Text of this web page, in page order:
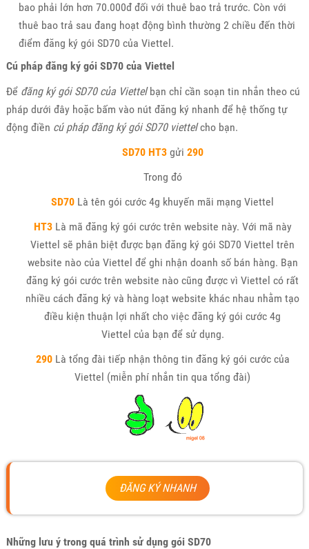
bao phải lớn hơn 70.000đ đối với thuê bao trả trước. Còn với
thuê bao trả sau đang hoạt động bình thường 2 chiều đến thời
điểm đăng ký gói SD70 của Viettel.
Cú pháp đăng ký gói SD70 của Viettel
Để đăng ký gói SD70 của Viettelbạn chỉ cần soạn tin nhắn theo cú
pháp dưới đây hoặc bấm vào nút đăng ký nhanh để hệ thống tự
động điền cú pháp đăng ký gói SD70 viettelcho bạn.
SD70 HT3gửi 290
Trong đó
SD70 Là tên gói cước 4g khuyến mãi mạng Viettel
HT3 Là mã đăng ký gói cước trên website này. Với mã này
Viettel sẽ phân biệt được bạn đăng ký gói SD70 Viettel trên
website nào của Viettel để ghi nhận doanh số bán hàng. Bạn
đăng ký gói cước trên website nào cũng được vì Viettel có rất
nhiều cách đăng ký và hàng loạt website khác nhau nhằm tạo
điều kiện thuận lợi nhất cho việc đăng ký gói cước 4g
Viettel của bạn để sử dụng.
290Là tổng đài tiếp nhận thông tin đăng ký gói cước của
Viettel (miễn phí nhắn tin qua tổng đài)
ĐĂNG KÝ NHANH
Những lưu ý trong quá trình sử dụng gói SD70